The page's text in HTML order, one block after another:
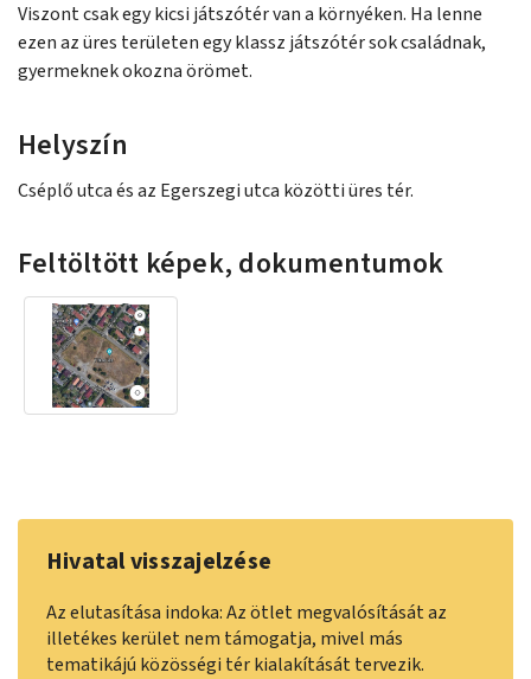
Viszont csak egy kicsi játszótér van a környéken. Ha lenne
ezen az üres területen egy klassz játszótér sok családnak,
gyermeknek okozna örömet.
Helyszín
Cséplő utca és az Egerszegi utca közötti üres tér.
Feltöltött képek, dokumentumok
Hivatal visszajelzése
Az elutasítása indoka: Az ötlet megvalósítását az
illetékes kerület nem támogatja, mivel más
tematikájú közösségi tér kialakítását tervezik.